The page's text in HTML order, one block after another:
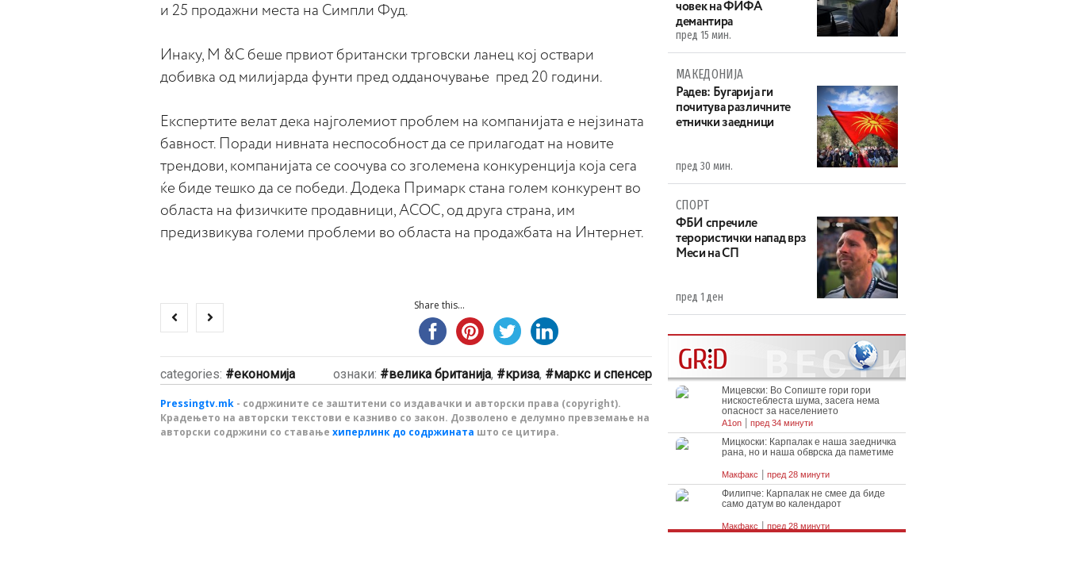
и 25 продажни места на Симпли Фуд.
Инаку, М &С беше првиот британски трговски ланец кој оствари
добивка од милијарда фунти пред одданочување пред 20 години.
Експертите велат дека најголемиот проблем на компанијата е нејзината
бавност. Поради нивната неспособност да се прилагодат на новите
трендови, компанијата се соочува со зголемена конкуренција која сега
ќе биде тешко да се победи. Додека Примарк стана голем конкурент во
областа на физичките продавници, АСОС, од друга страна, им
предизвикува големи проблеми во областа на продажбата на Интернет.
Share this...
categories: економија ознаки: велика британија, криза, маркс и спенсер
Pressingtv.mk - содржините се заштитени со издавачки и авторски права (copyright).
Крадењето на авторски текстови е казниво со закон. Дозволено е делумно превземање на
авторски содржини со ставање хиперлинк до содржината што се цитира.
човек на ФИФА
демантира
пред 15 мин.
МАКЕДОНИЈА
Радев: Бугарија ги
почитува различните
етнички заедници
пред 30 мин.
СПОРТ
ФБИ спречиле
терористички напад врз
Меси на СП
пред 1 ден